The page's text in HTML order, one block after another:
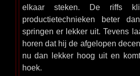
elkaar steken. De riffs
productietechnieken beter
springen er lekker uit. Tevens
horen dat hij de afgelopen
nu dan lekker hoog uit en
hoek.